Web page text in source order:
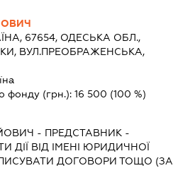
67654, ОДЕСЬКА ОБЛ.,
ВУЛ.ПРЕОБРАЖЕНСЬКА,
фонду (грн.): 16 500 (100 %)
- ПРЕДСТАВНИК-
ДІЇ ВІД ІМЕНІ ЮРИДИЧНОЇ
ДОГОВОРИ ТОЩО (ЗА